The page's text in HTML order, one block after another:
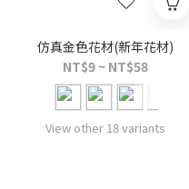
仿真金色花材(新年花材)
NT$9 ~ NT$58
View other 18 variants